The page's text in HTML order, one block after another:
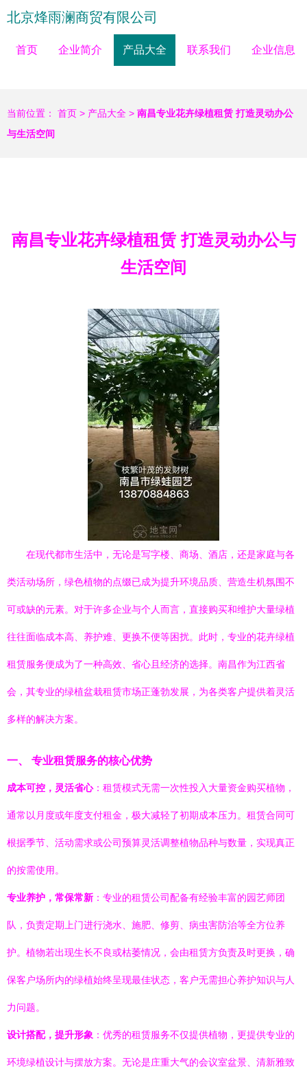
北京烽雨澜商贸有限公司
首页 企业简介 产品大全 联系我们 企业信息
当前位置： 首页 > 产品大全 > 南昌专业花卉绿植租赁 打造灵动办公
与生活空间
南昌专业花卉绿植租赁 打造灵动办公与
生活空间
在现代都市生活中，无论是写字楼、商场、酒店，还是家庭与各
类活动场所，绿色植物的点缀已成为提升环境品质、营造生机氛围不
可或缺的元素。对于许多企业与个人而言，直接购买和维护大量绿植
往往面临成本高、养护难、更换不便等困扰。此时，专业的花卉绿植
租赁服务便成为了一种高效、省心且经济的选择。南昌作为江西省
会，其专业的绿植盆栽租赁市场正蓬勃发展，为各类客户提供着灵活
多样的解决方案。
一、 专业租赁服务的核心优势
成本可控，灵活省心：租赁模式无需一次性投入大量资金购买植物，
通常以月度或年度支付租金，极大减轻了初期成本压力。租赁合同可
根据季节、活动需求或公司预算灵活调整植物品种与数量，实现真正
的按需使用。
专业养护，常保常新 ：专业的租赁公司配备有经验丰富的园艺师团
队，负责定期上门进行浇水、施肥、修剪、病虫害防治等全方位养
护。植物若出现生长不良或枯萎情况，会由租赁方负责及时更换，确
保客户场所内的绿植始终呈现最佳状态，客户无需担心养护知识与人
力问题。
设计搭配，提升形象 ：优秀的租赁服务不仅提供植物，更提供专业的
环境绿植设计与摆放方案。无论是庄重大气的会议室盆景、清新雅致